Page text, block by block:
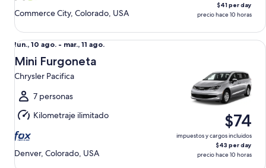
Commerce City, Colorado, USA
$41 per day
precio hace 10 horas
Del
lun.,
10
ago.
al
mar.,
11
ago.
lun., 10 ago. - mar., 11 ago.
Mini Furgoneta
Chrysler Pacifica
7 personas
Kilometraje ilimitado
Denver, Colorado, USA
$74
impuestos y cargos incluidos
$43 per day
precio hace 10 horas
Mini Furgoneta Chrysler Pacifica